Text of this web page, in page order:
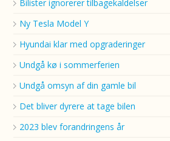
Bilister ignorerer tilbagekaldelser
Ny Tesla Model Y
Hyundai klar med opgraderinger
Undgå kø i sommerferien
Undgå omsyn af din gamle bil
Det bliver dyrere at tage bilen
2023 blev forandringens år